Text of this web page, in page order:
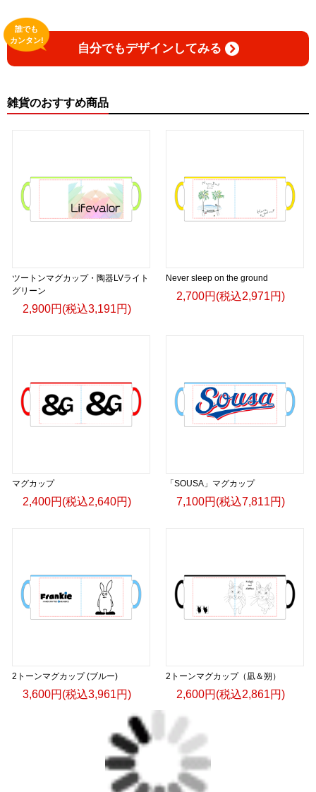
自分でもデザインしてみる
誰でも
カンタン!
雑貨のおすすめ商品
ツートンマグカップ・陶器LVライト
グリーン
2,900円(税込3,191円)
Never sleep on the ground
2,700円(税込2,971円)
マグカップ
2,400円(税込2,640円)
「SOUSA」マグカップ
7,100円(税込7,811円)
2トーンマグカップ (ブルー)
3,600円(税込3,961円)
2トーンマグカップ（凪＆朔）
2,600円(税込2,861円)